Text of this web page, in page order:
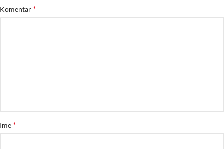
Komentar *
Ime *